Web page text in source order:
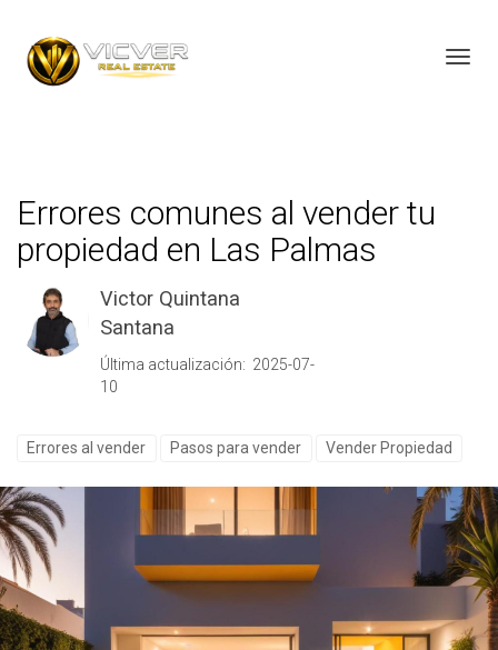
Errores comunes al vender tu
propiedad en Las Palmas
Victor Quintana
Santana
Última actualización: 2025-07-
10
Errores al vender Pasos para vender Vender Propiedad